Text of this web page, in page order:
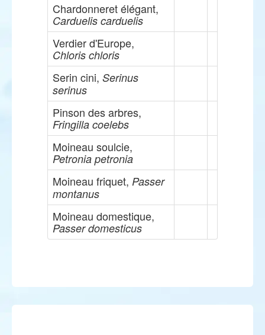
Chardonneret élégant,
Carduelis carduelis
Verdier d'Europe,
Chloris chloris
Serin cini, Serinus
serinus
Pinson des arbres,
Fringilla coelebs
Moineau soulcie,
Petronia petronia
Moineau friquet, Passer
montanus
Moineau domestique,
Passer domesticus